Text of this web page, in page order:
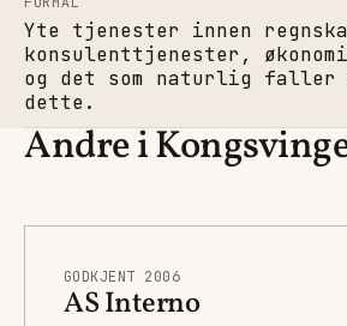
Yte tjenester innen
konsulenttjenester,
og det som naturlig faller
dette.
Andre i
GODKJENT 2006
AS Interno